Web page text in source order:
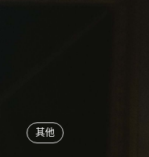
其他